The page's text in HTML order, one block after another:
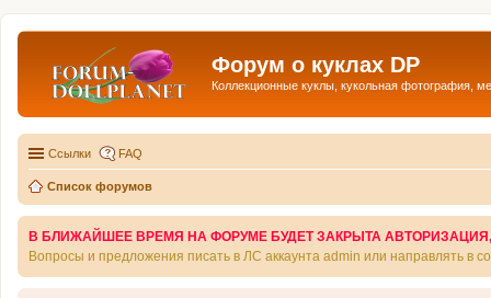
Форум о куклах DP
Коллекционные куклы, кукольная фотография,
Ссылки FAQ
Список форумов
В БЛИЖАЙШЕЕ ВРЕМЯ НА ФОРУМЕ БУДЕТ ЗАКРЫТА
Вопросы и предложения писать в ЛС аккаунта admin или направлять в